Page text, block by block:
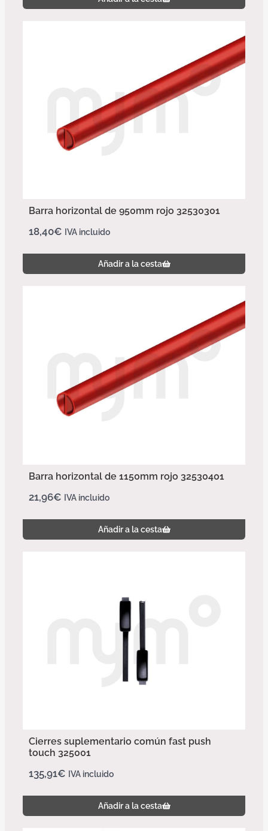
Barra horizontal de 950mm rojo 32530301
18,40€ IVA incluido
Añadir a la cesta
Barra horizontal de 1150mm rojo 32530401
21,96€ IVA incluido
Añadir a la cesta
Cierres suplementario común fast push
touch 325001
135,91€ IVA incluido
Añadir a la cesta